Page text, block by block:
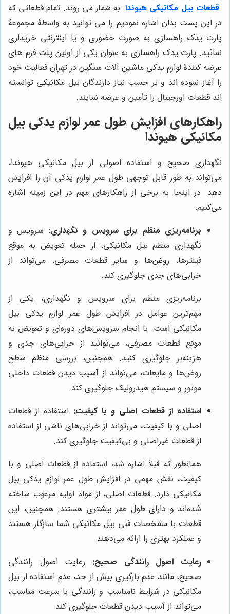
قطعات بیل مکانیکی هیوندا به شمار می روند. تمام قطعاتی که
در این پست بدان اشاره نمودیم را می توانید به واسطۀ مجموعۀ
پارت یدک راهسازی به صورت حضوری و یا اینترنتی خریداری
نمائید. پارت یدک راهسازی به عنوان یکی از اولین پلت فرم های
عرضه کنندۀ لوازم یدکی ماشین آلات سنگین در تهران فعالیت خود
را آغاز نموده اند و بر حسب نیاز دارندگان بیل مکانیکی توانسته
اند قطعات اورجینال را تأمین و عرضه نمایند.
راهکارهای افزایش طول عمر لوازم یدکی بیل
مکانیکی هیوندا
نگهداری صحیح و استفاده اصولی از بیل مکانیکی هیوندا،
می‌تواند به طور قابل توجهی طول عمر لوازم یدکی آن را افزایش
دهد. در اینجا به برخی از راهکارهای مهم در این زمینه اشاره
می‌کنیم:
برنامه‌ریزی منظم برای سرویس و نگهداری: سرویس و
نگهداری منظم بیل مکانیکی، از جمله تعویض به موقع
فیلترها، روغن‌ها و سایر قطعات مصرفی، می‌تواند از
خرابی‌های جدی جلوگیری کند.
برنامه‌ریزی منظم برای سرویس و نگهداری، یکی از
مهم‌ترین عوامل در افزایش طول عمر لوازم یدکی بیل
مکانیکی است. با انجام سرویس‌های دوره‌ای و تعویض به
موقع قطعات مصرفی، می‌توانید از خرابی‌های جدی و
هزینه‌بر جلوگیری کنید. همچنین، بررسی منظم سطح
روغن‌ها و مایعات، می‌تواند از آسیب دیدن قطعات داخلی
موتور و سیستم هیدرولیک جلوگیری کند.
استفاده از قطعات اصلی و با کیفیت: استفاده از قطعات
اصلی و با کیفیت، می‌تواند از خرابی‌های ناشی از استفاده
از قطعات غیراصلی و بی‌کیفیت جلوگیری کند.
همانطور که قبلاً اشاره شد، استفاده از قطعات اصلی و با
کیفیت، نقش مهمی در افزایش طول عمر لوازم یدکی بیل
مکانیکی دارد. قطعات اصلی، از مواد اولیه مرغوب ساخته
شده‌اند و دارای طول عمر بیشتری هستند. همچنین، این
قطعات با مشخصات فنی بیل مکانیکی شما سازگار هستند
و عملکرد بهتری را ارائه می‌دهند.
رعایت اصول رانندگی صحیح: رعایت اصول رانندگی
صحیح، مانند عدم بارگیری بیش از حد، عدم استفاده از بیل
مکانیکی در شرایط نامناسب و رانندگی با سرعت مناسب،
می‌تواند از آسیب دیدن قطعات جلوگیری کند.